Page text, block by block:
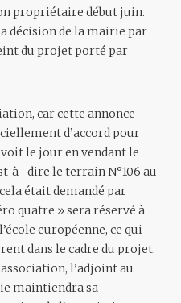
propriétaire début juin.
décision de la mairie par
du projet porté par
car cette annonce
d’accord pour
voit le jour en vendant le
à -dire le terrain N°106 au
était demandé par
quatre » sera réservé à
européenne, ce qui
dans le cadre du projet.
l’adjoint au
maintiendra sa